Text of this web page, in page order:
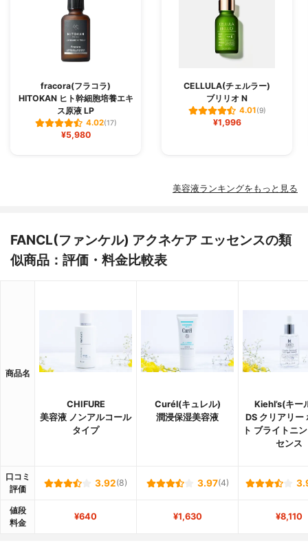
fracora(フラコラ)
HITOKAN ヒト幹細胞培養エキ
ス原液 LP
4.02(17)
¥5,980
CELLULA(チェルラー)
ブリリオ N
4.01(9)
¥1,996
美容液ランキングをもっと見る
FANCL(ファンケル) アクネケア エッセンスの類
似商品：評価・料金比較表
商品名
CHIFURE
美容液 ノンアルコール
タイプ
Curél(キュレル)
潤浸保湿美容液
Kiehl’s(キー
DS クリアリー
ト ブライトニ
センス
口コミ
評価
3.92(8) 3.97(4)
値段
料金
¥640 ¥1,630 ¥8,110